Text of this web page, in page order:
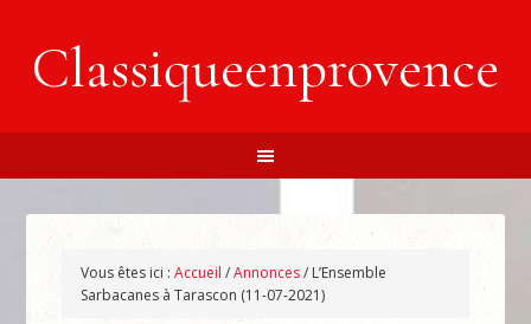
Classiqueenprovence
Vous êtes ici :Accueil /Annonces/ L’Ensemble
Sarbacanes à Tarascon (11-07-2021)